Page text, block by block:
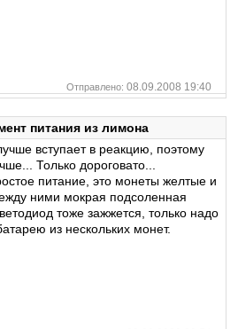
Отправлено: 08.09.2008 19:40
питания из лимона
вступает в реакцию, поэтому
Только дороговато...
питание, это монеты желтые и
ними мокрая подсоленная
тоже зажжется, только надо
из нескольких монет.